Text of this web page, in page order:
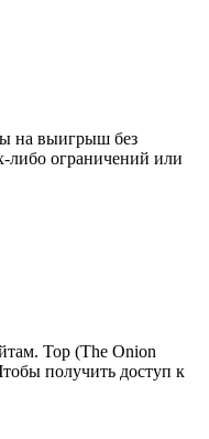
на выигрыш без
либо ограничений или
Тор (The Onion
получить доступ к